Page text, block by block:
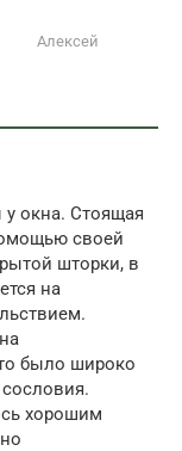
Алексей
окна. Стоящая
своей
шторки, в
на
было широко
хорошим